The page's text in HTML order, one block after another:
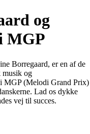
og
MGP
Borregaard, er en af de
musik og
MGP (Melodi Grand Prix)
Lad os dykke
vej til succes.